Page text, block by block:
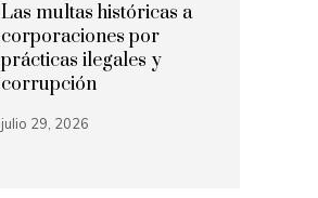
Las multas históricas a
corporaciones por
prácticas ilegales y
corrupción
julio 29, 2026